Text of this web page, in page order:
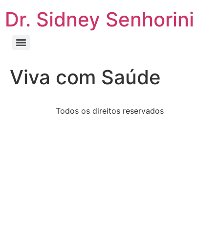
Dr. Sidney Senhorini
Viva com Saúde
Todos os direitos reservados